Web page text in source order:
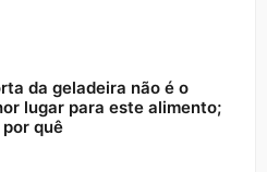
da geladeira não é o
lugar para este alimento;
quê